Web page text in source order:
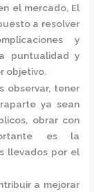
el mercado, El
a resolver
y
puntualidad y
objetivo.
observar, tener
ya sean
obrar con
es la
llevados por el
a mejorar